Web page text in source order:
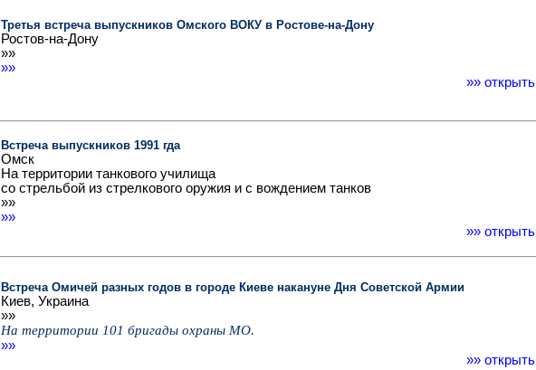
Третья встреча выпускников Омского ВОКУ в Ростове-на-Дону
Ростов-на-Дону
»»
»»
»» открыть
Встреча выпускников 1991 гда
Омск
На территории танкового училища
со стрельбой из стрелкового оружия и с вождением танков
»»
»»
»» открыть
Встреча Омичей разных годов в городе Киеве накануне Дня Советской Армии
Киев, Украина
»»
На территории 101 бригады охраны МО.
»»
»» открыть